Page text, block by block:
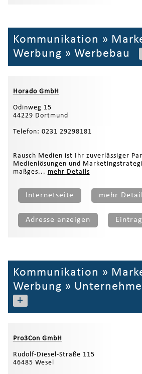
Kommunikation »
Werbung » Werbebau
Horado GmbH
Odinweg 15
44229 Dortmund
Telefon: 0231 29298181
Rausch Medien ist Ihr zuverlässiger
Medienlösungen und
maßges... mehr Details
Internetseite mehr
Adresse anzeigen
Kommunikation »
Werbung »
+
Pro3Con GmbH
Rudolf-Diesel-Straße 115
46485 Wesel